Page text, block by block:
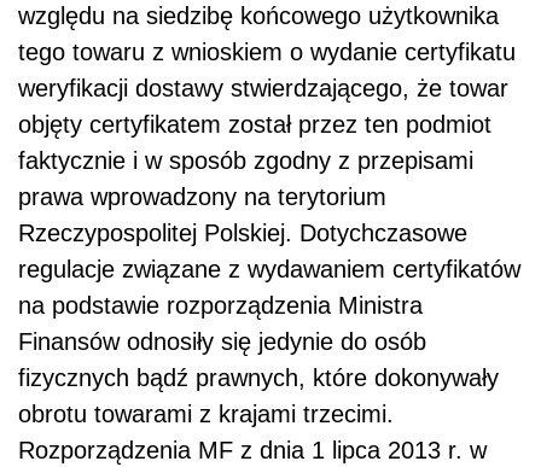
względu na siedzibę końcowego użytkownika
tego towaru z wnioskiem o wydanie certyfikatu
weryfikacji dostawy stwierdzającego, że towar
objęty certyfikatem został przez ten podmiot
faktycznie i w sposób zgodny z przepisami
prawa wprowadzony na terytorium
Rzeczypospolitej Polskiej. Dotychczasowe
regulacje związane z wydawaniem certyfikatów
na podstawie rozporządzenia Ministra
Finansów odnosiły się jedynie do osób
fizycznych bądź prawnych, które dokonywały
obrotu towarami z krajami trzecimi.
Rozporządzenia MF z dnia 1 lipca 2013 r. w